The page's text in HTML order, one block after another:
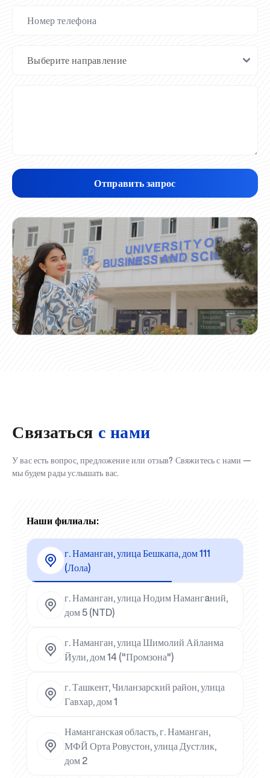
Отправить запрос
Связаться с нами
У вас есть вопрос, предложение или отзыв? Свяжитесь с нами —
мы будем рады услышать вас.
Наши филиалы:
г. Наманган, улица Бешкапа, дом 111
(Лола)
г. Наманган, улица Нодим Намангaний,
дом 5 (NTD)
г. Наманган, улица Шимолий Айланма
Йули, дом 14 ("Промзона")
г. Ташкент, Чиланзарский район, улица
Гавхар, дом 1
Наманганская область, г. Наманган,
МФЙ Орта Ровустон, улица Дустлик,
дом 2